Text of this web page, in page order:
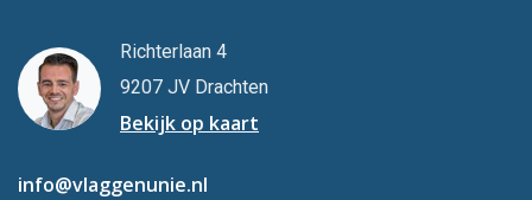
Richterlaan 4
9207 JV Drachten
Bekijk op kaart
info@vlaggenunie.nl